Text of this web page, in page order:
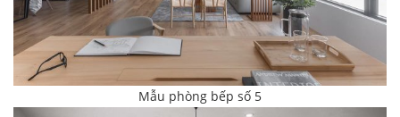
Mẫu phòng bếp số 5